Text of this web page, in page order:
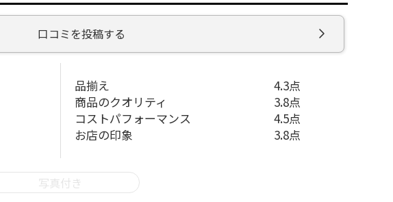
口コミを投稿する
品揃え
4.3点
商品のクオリティ
3.8点
コストパフォーマンス
4.5点
お店の印象
3.8点
写真付き